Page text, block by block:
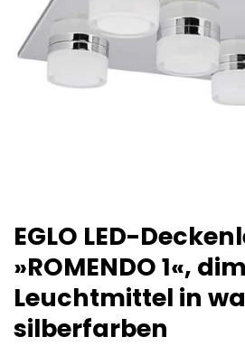
EGLO LED-
»ROMENDO 1«,
Leuchtmittel in
silberfarben